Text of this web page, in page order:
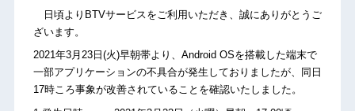
日頃よりBTVサービスをご利用いただき、誠にありがとうご
ざいます。
2021年3月23日(火)早朝帯より、Android OSを搭載した端末で
一部アプリケーションの不具合が発生しておりましたが、同日
17時ころ事象が改善されていることを確認いたしました。